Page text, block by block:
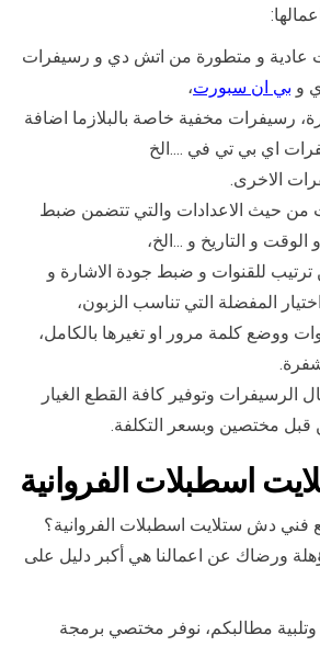
عادية و متطورة من اتش دي و رسيفرات
و بي ان سبورت،
رسيفرات مخفية خاصة بالبلازما اضافة
اي بي تي في ….الخ
الاخرى.
من حيث الاعدادات والتي تتضمن ضبط
و التاريخ و …الخ،
ترتيب للقنوات و ضبط جودة الاشارة و
المفضلة التي تناسب الزبون،
ووضع كلمة مرور او تغيرها بالكامل،
الرسيفرات وتوفير كافة القطع الغيار
قبل مختصين وبسعر التكلفة.
اسطبلات الفروانية
دش ستلايت اسطبلات الفروانية؟
ورضاك عن اعمالنا هي أكبر دليل على
مطالبكم، نوفر مختصي برمجة